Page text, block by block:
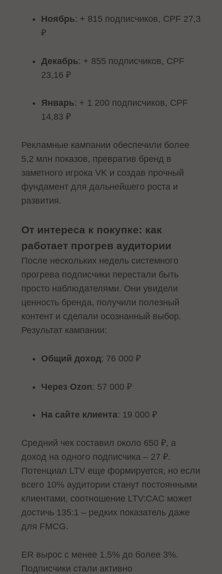
Ноябрь: + 815 подписчиков, CPF 27,3
₽
Декабрь: + 855 подписчиков, CPF
23,16 ₽
Январь: + 1 200 подписчиков, CPF
14,83 ₽
Рекламные кампании обеспечили более
5,2 млн показов, превратив бренд в
заметного игрока VK и создав прочный
фундамент для дальнейшего роста и
развития.
От интереса к покупке: как
работает прогрев аудитории
После нескольких недель системного
прогрева подписчики перестали быть
просто наблюдателями. Они увидели
ценность бренда, получили полезный
контент и сделали осознанный выбор.
Результат кампании:
Общий доход: 76 000 ₽
Через Ozon: 57 000 ₽
На сайте клиента: 19 000 ₽
Средний чек составил около 650 ₽, а
доход на одного подписчика – 27 ₽.
Потенциал LTV еще формируется, но если
всего 10% аудитории станут постоянными
клиентами, соотношение LTV:CAC может
достичь 135:1 – редких показатель даже
для FMCG.
ER вырос с менее 1,5% до более 3%.
Подписчики стали активно